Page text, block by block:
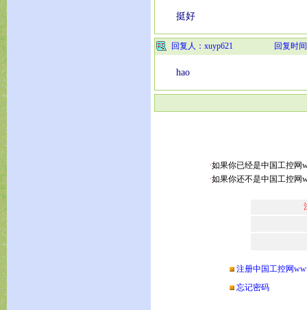
挺好
回复人：xuyp621 回复时
hao
·如果你已经是中国工控网
·如果你还不是中国工控网
注册中国工控网
忘记密码